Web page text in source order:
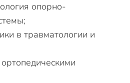
опорно-
в травматологии и